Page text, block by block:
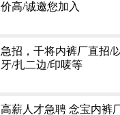
价高/诚邀您加入
急招，千将内裤厂直招/
牙/扎二边/印唛等
高薪人才急聘 念宝内裤